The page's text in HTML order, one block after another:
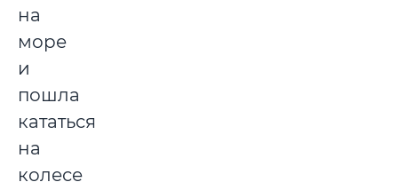
на
море
и
пошла
кататься
на
колесе